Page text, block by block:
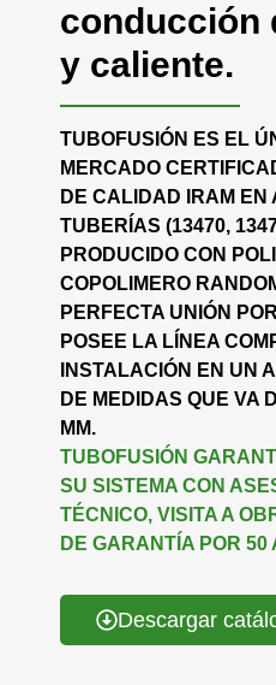
conducción
y caliente.
TUBOFUSIÓN ES EL
MERCADO
DE CALIDAD IRAM EN
TUBERÍAS (13470,
PRODUCIDO CON
COPOLIMERO
PERFECTA UNIÓN
POSEE LA LÍNEA
INSTALACIÓN EN UN
DE MEDIDAS QUE VA
MM.
TUBOFUSIÓN
SU SISTEMA CON
TÉCNICO, VISITA A
DE GARANTÍA POR 50
Descargar